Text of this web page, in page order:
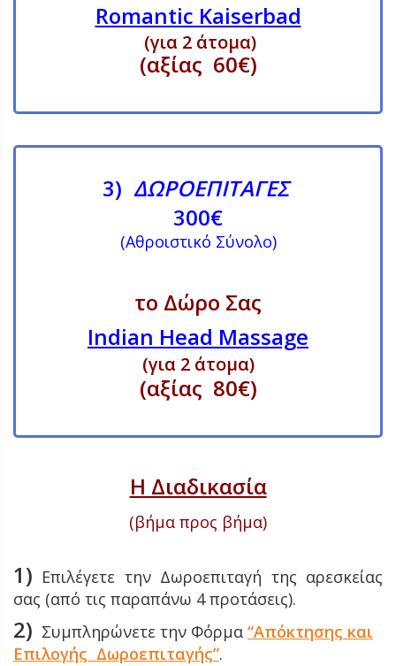
Romantic Kaiserbad
(για 2 άτομα)
(αξίας 60€)
3) ΔΩΡΟΕΠΙΤΑΓΕΣ
300€
(Αθροιστικό Σύνολο)
το Δώρο Σας
Indian Head Massage
(για 2 άτομα)
(αξίας 80€)
Η Διαδικασία
(βήμα προς βήμα)
1) Επιλέγετε την Δωροεπιταγή της αρεσκείας
σας (από τις παραπάνω 4 προτάσεις).
2) Συμπληρώνετε την Φόρμα “Απόκτησης και
Επιλογής Δωροεπιταγής”.